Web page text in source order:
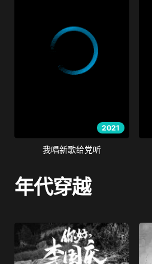
2021
我唱新歌给党听
年代穿越